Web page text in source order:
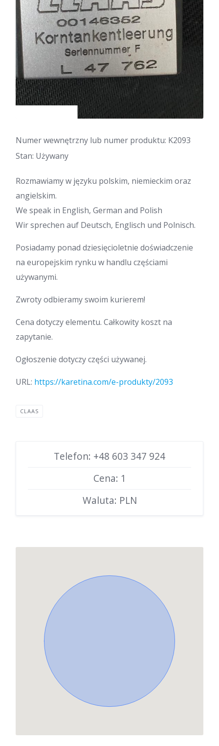
Numer wewnętrzny lub numer produktu: K2093
Stan: Używany
Rozmawiamy w języku polskim, niemieckim oraz
angielskim.
We speak in English, German and Polish
Wir sprechen auf Deutsch, Englisch und Polnisch.
Posiadamy ponad dziesięcioletnie doświadczenie
na europejskim rynku w handlu częściami
używanymi.
Zwroty odbieramy swoim kurierem!
Cena dotyczy elementu. Całkowity koszt na
zapytanie.
Ogłoszenie dotyczy części używanej.
URL: https://karetina.com/e-produkty/2093
CLAAS
Telefon: +48 603 347 924
Cena: 1
Waluta: PLN